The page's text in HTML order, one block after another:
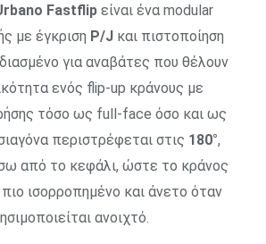
Fastflipείναι ένα modular
με έγκριση P/J και πιστοποίηση
για αναβάτες που θέλουν
ενός flip-up κράνους με
τόσο ως full-face όσο και ως
περιστρέφεται στις 180°,
από το κεφάλι, ώστε το κράνος
ισορροπημένο και άνετο όταν
ανοιχτό.